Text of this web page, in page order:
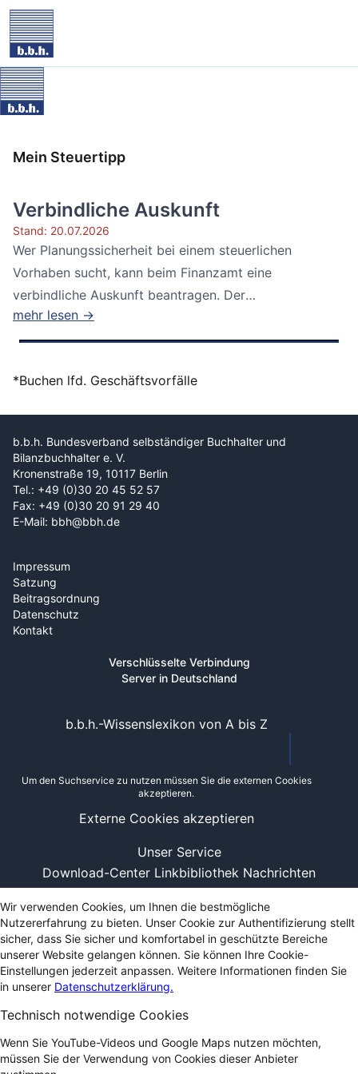
Mein Steuertipp
Verbindliche Auskunft
Stand: 20.07.2026
Wer Planungssicherheit bei einem steuerlichen
Vorhaben sucht, kann beim Finanzamt eine
verbindliche Auskunft beantragen. Der
Bundesfinanzhof...
mehr lesen →
*Buchen lfd. Geschäftsvorfälle
b.b.h. Bundesverband selbständiger Buchhalter und
Bilanzbuchhalter e. V.
Kronenstraße 19, 10117 Berlin
Tel.: +49 (0)30 20 45 52 57
Fax: +49 (0)30 20 91 29 40
E-Mail: bbh@bbh.de
Impressum
Satzung
Beitragsordnung
Datenschutz
Kontakt
Verschlüsselte Verbindung
Server in Deutschland
Unser Service
Download-Center Linkbibliothek Nachrichten
b.b.h.-Wissenslexikon von A bis Z
Um den Suchservice zu nutzen müssen Sie die externen Cookies
akzeptieren.
Externe Cookies akzeptieren
Wir verwenden Cookies, um Ihnen die bestmögliche
Nutzererfahrung zu bieten. Unser Cookie zur Authentifizierung stellt
sicher, dass Sie sicher und komfortabel in geschützte Bereiche
unserer Website gelangen können. Sie können Ihre Cookie-
Einstellungen jederzeit anpassen. Weitere Informationen finden Sie
in unserer Datenschutzerklärung.
Technisch notwendige Cookies
Wenn Sie YouTube-Videos und Google Maps nutzen möchten,
müssen Sie der Verwendung von Cookies dieser Anbieter